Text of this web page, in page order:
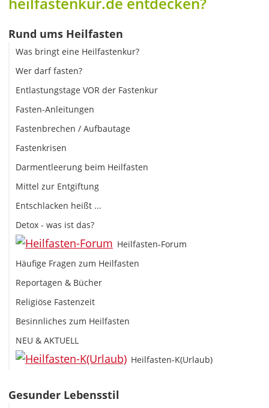
Rund ums Heilfasten
Was bringt eine Heilfastenkur?
Wer darf fasten?
Entlastungstage VOR der Fastenkur
Fasten-Anleitungen
Fastenbrechen / Aufbautage
Fastenkrisen
Darmentleerung beim Heilfasten
Mittel zur Entgiftung
Entschlacken heißt ...
Detox - was ist das?
Heilfasten-Forum
Häufige Fragen zum Heilfasten
Reportagen & Bücher
Religiöse Fastenzeit
Besinnliches zum Heilfasten
NEU & AKTUELL
Heilfasten-K(Urlaub)
Gesunder Lebensstil